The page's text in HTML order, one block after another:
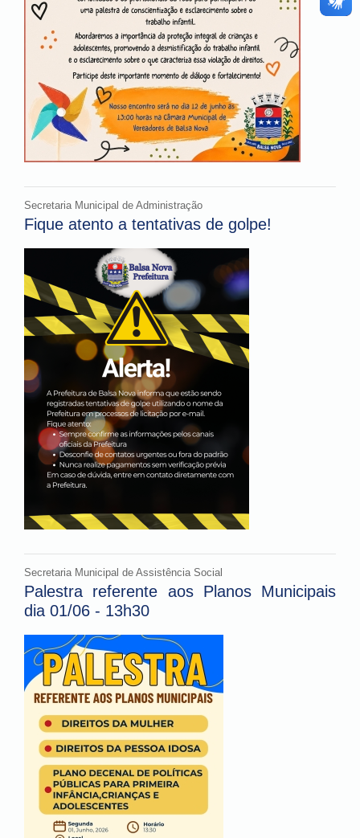
Secretaria Municipal de Administração
Fique atento a tentativas de golpe!
Secretaria Municipal de Assistência Social
Palestra referente aos Planos Municipais
dia 01/06 - 13h30